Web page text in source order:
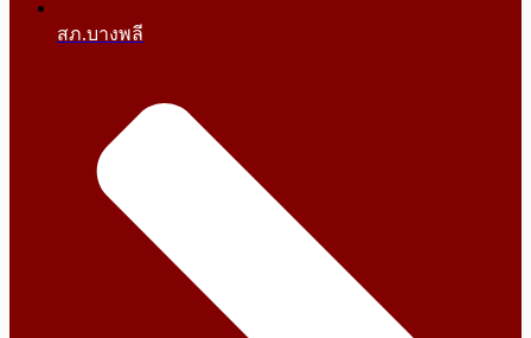
สภ.บางพลี